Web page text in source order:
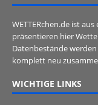
WETTERchen.de ist
präsentieren hier
Datenbestände
komplett neu
WICHTIGE LINKS